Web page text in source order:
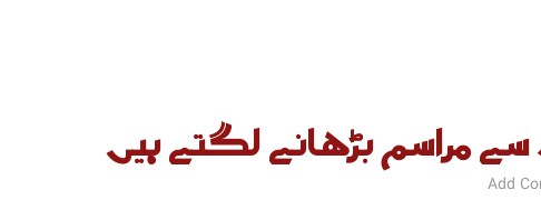
مراسم بڑھانے لگتے ہیں
Add